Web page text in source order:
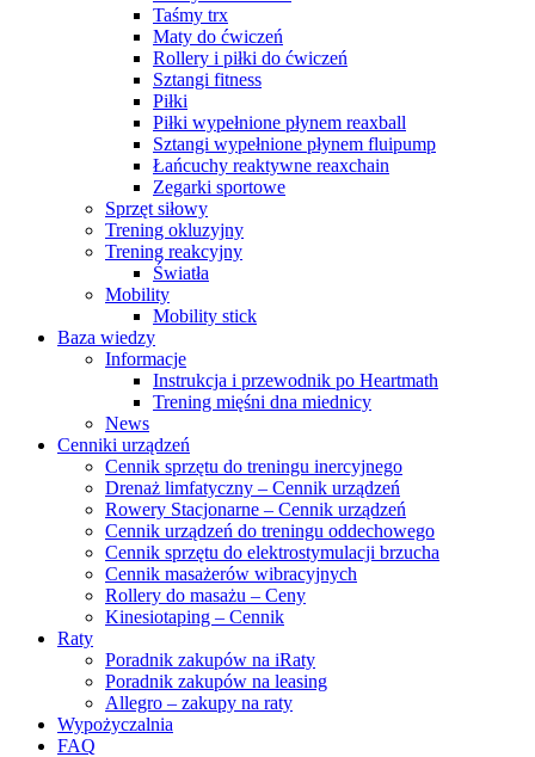
Taśmy trx
Maty do ćwiczeń
Rollery i piłki do ćwiczeń
Sztangi fitness
Piłki
Piłki wypełnione płynem reaxball
Sztangi wypełnione płynem fluipump
Łańcuchy reaktywne reaxchain
Zegarki sportowe
Sprzęt siłowy
Trening okluzyjny
Trening reakcyjny
Światła
Mobility
Mobility stick
Baza wiedzy
Informacje
Instrukcja i przewodnik po Heartmath
Trening mięśni dna miednicy
News
Cenniki urządzeń
Cennik sprzętu do treningu inercyjnego
Drenaż limfatyczny – Cennik urządzeń
Rowery Stacjonarne – Cennik urządzeń
Cennik urządzeń do treningu oddechowego
Cennik sprzętu do elektrostymulacji brzucha
Cennik masażerów wibracyjnych
Rollery do masażu – Ceny
Kinesiotaping – Cennik
Raty
Poradnik zakupów na iRaty
Poradnik zakupów na leasing
Allegro – zakupy na raty
Wypożyczalnia
FAQ